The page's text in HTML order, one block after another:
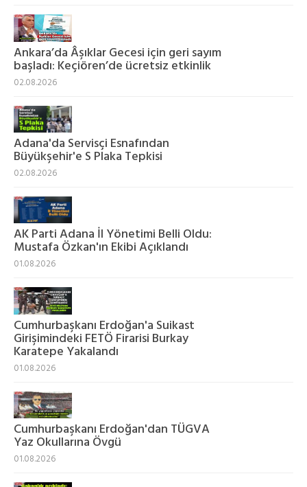
Ankara’da Âşıklar Gecesi için geri sayım
başladı: Keçiören’de ücretsiz etkinlik
02.08.2026
Adana'da Servisçi Esnafından
Büyükşehir'e S Plaka Tepkisi
02.08.2026
AK Parti Adana İl Yönetimi Belli Oldu:
Mustafa Özkan'ın Ekibi Açıklandı
01.08.2026
Cumhurbaşkanı Erdoğan'a Suikast
Girişimindeki FETÖ Firarisi Burkay
Karatepe Yakalandı
01.08.2026
Cumhurbaşkanı Erdoğan'dan TÜGVA
Yaz Okullarına Övgü
01.08.2026